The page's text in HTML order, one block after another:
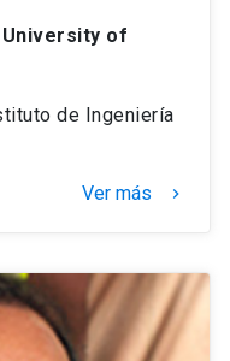
University of
de Ingeniería
Ver más keyboard_arrow_right